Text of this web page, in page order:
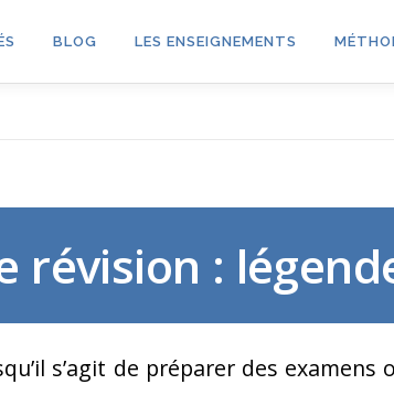
BLOG LES ENSEIGNEMENTS
révision :
s’agit de préparer des